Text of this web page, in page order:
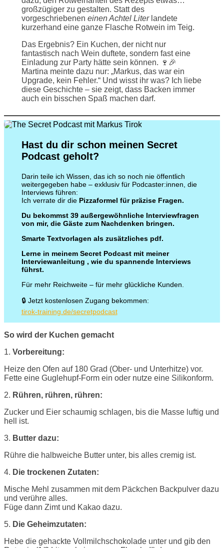
großzügiger zu gestalten. Statt des
vorgeschriebenen einen Achtel Literlandete
kurzerhand eine ganze Flasche Rotwein im Teig.
Das Ergebnis? Ein Kuchen, der nicht nur
fantastisch nach Wein duftete, sondern fast eine
Einladung zur Party hätte sein können. 🍷🎉
Martina meinte dazu nur: „Markus, das war ein
Upgrade, kein Fehler.“ Und wisst ihr was? Ich liebe
diese Geschichte – sie zeigt, dass Backen immer
auch ein bisschen Spaß machen darf.
Hast du dir schon meinen Secret
Podcast geholt?
Darin teile ich Wissen, das ich so noch nie öffentlich
weitergegeben habe – exklusiv für Podcaster:innen, die
Interviews führen:
Ich verrate dir die Pizzaformel für präzise Fragen.
Du bekommst 39 außergewöhnliche Interviewfragen
von mir, die Gäste zum Nachdenken bringen.
Smarte Textvorlagen als zusätzliches pdf.
Lerne in meinem Secret Podcast mit meiner
Interviewanleitung , wie du spannende Interviews
führst.
Für mehr Reichweite – für mehr glückliche Kunden.
🔒 Jetzt kostenlosen Zugang bekommen:
tirok-training.de/secretpodcast
So wird der Kuchen gemacht
1. Vorbereitung:
Heize den Ofen auf 180 Grad (Ober- und Unterhitze) vor.
Fette eine Guglehupf-Form ein oder nutze eine Silikonform.
2. Rühren, rühren, rühren:
Zucker und Eier schaumig schlagen, bis die Masse luftig und
hell ist.
3. Butter dazu:
Rühre die halbweiche Butter unter, bis alles cremig ist.
4. Die trockenen Zutaten:
Mische Mehl zusammen mit dem Päckchen Backpulver dazu
und verühre alles.
Füge dann Zimt und Kakao dazu.
5. Die Geheimzutaten:
Hebe die gehackte Vollmilchschokolade unter und gib den